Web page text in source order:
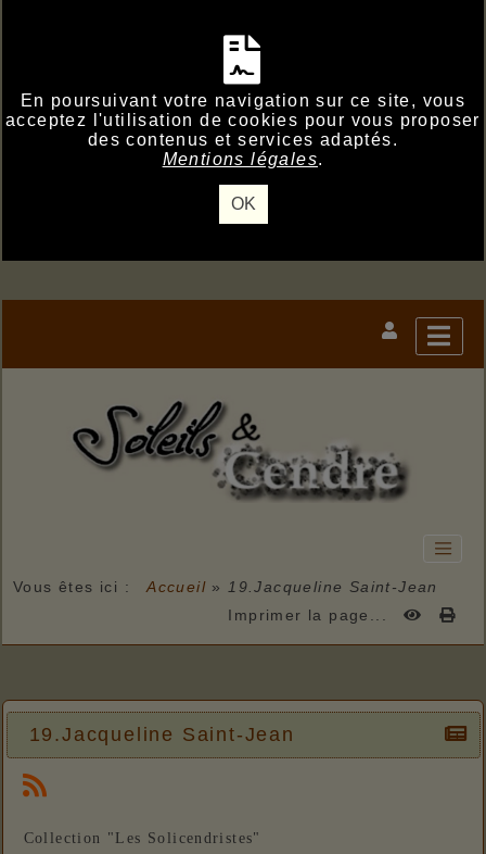
En poursuivant votre navigation sur ce site, vous
acceptez l'utilisation de cookies pour vous proposer
des contenus et services adaptés.
Mentions légales.
OK
Vous êtes ici : Accueil »
19.Jacqueline Saint-Jean
Imprimer la page...
19.Jacqueline Saint-Jean
Collection "Les Solicendristes"